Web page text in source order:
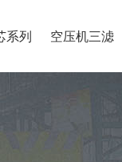
系列 空压机三滤